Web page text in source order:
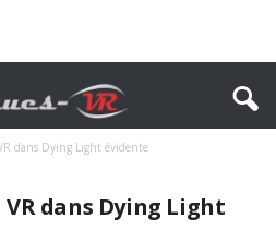
dans Dying Light évidente
dans Dying Light